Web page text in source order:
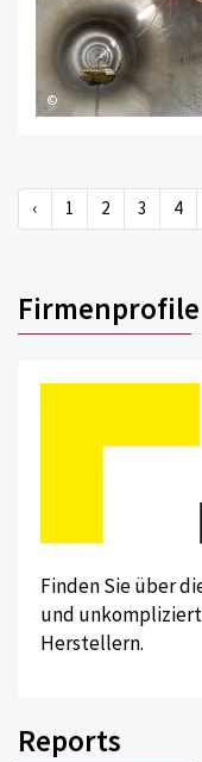
©
‹ 1 2 3 4
Firmenprofile
Finden Sie über
und
Herstellern.
Reports